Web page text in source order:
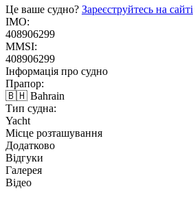
Це ваше судно? Зареєструйтесь на сайті
IMO:
408906299
MMSI:
408906299
Інформація про судно
Прапор:
🇧🇭 Bahrain
Тип судна:
Yacht
Місце розташування
Додатково
Відгуки
Галерея
Відео